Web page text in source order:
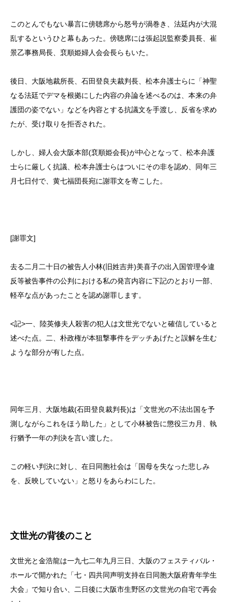
このとんでもない暴言に傍聴席から怒号が渦巻き、法廷内が大混
乱するというひと幕もあった。傍聴席には張起説監察委員長、崔
景乙事務局長、裵順姫婦人会会長らもいた。
後日、大阪地裁所長、石田登良夫裁判長、松本弁護士らに「神聖
なる法廷でデマを根拠にした内容の弁論を述べるのは、本来の弁
護団の姿でない」などを内容とする抗議文を手渡し、反省を求め
たが、受け取りを拒否された。
しかし、婦人会大阪本部(裵順姫会長)が中心となって、松本弁護
士らに厳しく抗議、松本弁護士らはついにその非を認め、同年三
月七日付で、黄七福団長宛に謝罪文を寄こした。
[謝罪文]
去る二月二十日の被告人小林(旧姓吉井)美喜子の出入国管理令違
反等被告事件の公判における私の発言内容に下記のとおり一部、
軽卒な点があったことを認め謝罪します。
<記>一、陸英修夫人殺害の犯人は文世光でないと確信していると
述べた点。二、朴政権が本狙撃事件をデッチあげたと誤解を生む
ような部分が有した点。
同年三月、大阪地裁(石田登良裁判長)は「文世光の不法出国を予
測しながらこれをほう助した」として小林被告に懲役三カ月、執
行猶予一年の判決を言い渡した。
この軽い判決に対し、在日同胞社会は「国母を失なった悲しみ
を、反映していない」と怒りをあらわにした。
文世光の背後のこと
文世光と金浩龍は一九七二年九月三日、大阪のフェスティバル・
ホールで開かれた「七・四共同声明支持在日同胞大阪府青年学生
大会」で知り合い、二日後に大阪市生野区の文世光の自宅で再会